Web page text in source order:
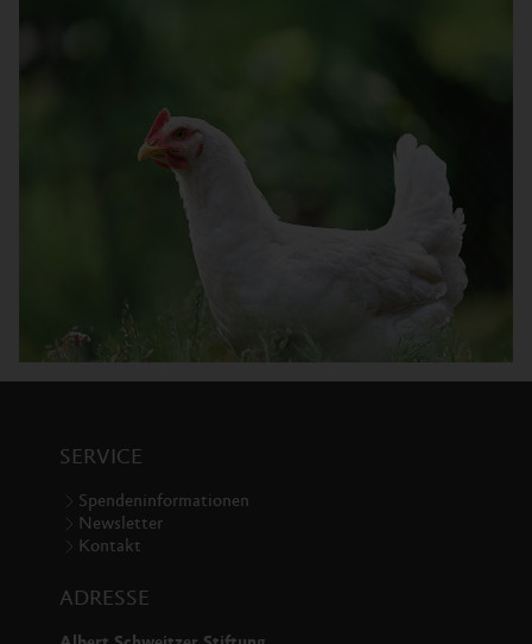
SERVICE
Spendeninformationen
Newsletter
Kontakt
ADRESSE